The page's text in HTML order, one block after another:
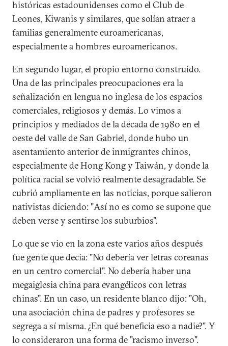
históricas estadounidenses como el Club de
Leones, Kiwanis y similares, que solían atraer a
familias generalmente euroamericanas,
especialmente a hombres euroamericanos.
En segundo lugar, el propio entorno construido.
Una de las principales preocupaciones era la
señalización en lengua no inglesa de los espacios
comerciales, religiosos y demás. Lo vimos a
principios y mediados de la década de 1980 en el
oeste del valle de San Gabriel, donde hubo un
asentamiento anterior de inmigrantes chinos,
especialmente de Hong Kong y Taiwán, y donde la
política racial se volvió realmente desagradable. Se
cubrió ampliamente en las noticias, porque salieron
nativistas diciendo: "Así no es como se supone que
deben verse y sentirse los suburbios".
Lo que se vio en la zona este varios años después
fue gente que decía: "No debería ver letras coreanas
en un centro comercial". No debería haber una
megaiglesia china para evangélicos con letras
chinas". En un caso, un residente blanco dijo: "Oh,
una asociación china de padres y profesores se
segrega a sí misma. ¿En qué beneficia eso a nadie?". Y
lo consideraron una forma de "racismo inverso".